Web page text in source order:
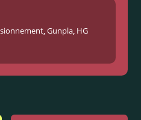
,Gunpla, HG